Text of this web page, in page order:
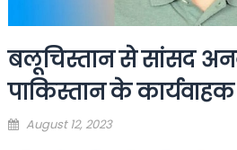
बलूचिस्तान से सांसद
पाकिस्तान के कार्यवाहक
Posted
August 12, 2023